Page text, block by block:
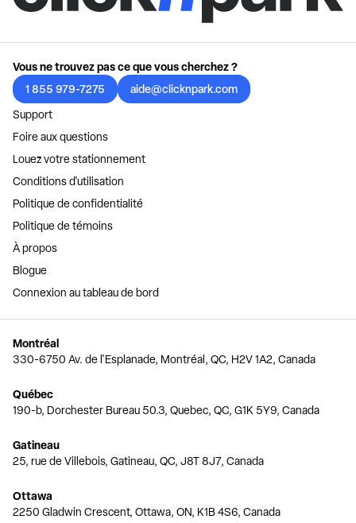
Vous ne trouvez pas ce que vous cherchez ?
1 855 979-7275
aide@clicknpark.com
Support
Foire aux questions
Louez votre stationnement
Conditions d'utilisation
Politique de confidentialité
Politique de témoins
À propos
Blogue
Connexion au tableau de bord
Montréal
330-6750 Av. de l'Esplanade, Montréal, QC, H2V 1A2, Canada
Québec
190-b, Dorchester Bureau 50.3, Quebec, QC, G1K 5Y9, Canada
Gatineau
25, rue de Villebois, Gatineau, QC, J8T 8J7, Canada
Ottawa
2250 Gladwin Crescent, Ottawa, ON, K1B 4S6, Canada